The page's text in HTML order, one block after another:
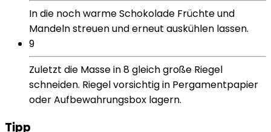
In die noch warme Schokolade Früchte und
Mandeln streuen und erneut auskühlen lassen.
9
Zuletzt die Masse in 8 gleich große Riegel
schneiden. Riegel vorsichtig in Pergamentpapier
oder Aufbewahrungsbox lagern.
Tipp